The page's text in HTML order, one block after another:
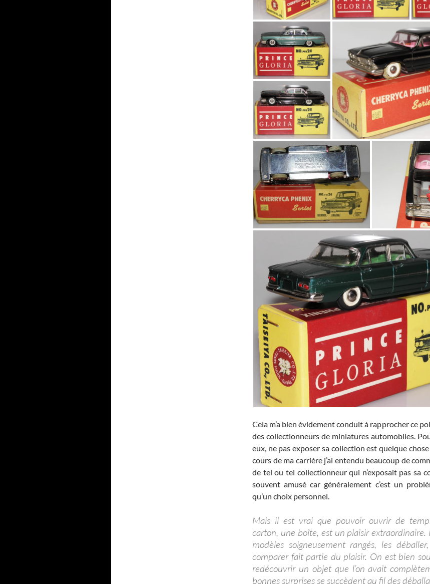
Cela m’a bien évidement conduit à rapprocher ce
des collectionneurs de miniatures automobiles.
eux, ne pas exposer sa collection est quelque chose
cours de ma carrière j’ai entendu beaucoup de
de tel ou tel collectionneur qui n’exposait pas sa
souvent amusé car généralement c’est un
qu’un choix personnel.
Mais il est vrai que pouvoir ouvrir de
carton, une boîte, est un plaisir extraordinaire.
modèles soigneusement rangés, les
comparer fait partie du plaisir. On est bien
redécouvrir un objet que l’on avait
bonnes surprises se succèdent au fil des